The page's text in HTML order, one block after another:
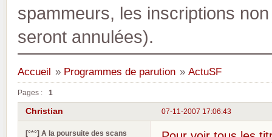
spammeurs, les inscriptions
seront annulées).
Accueil » Programmes de parution » ActuSF
Pages : 1
07-11-2007 17:06:43
Christian
[°*°] A la poursuite des scans